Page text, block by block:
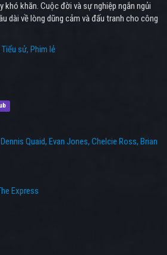
khăn. Cuộc đời và sự nghiệp ngắn ngủi
dài về lòng dũng cảm và đấu tranh cho công
Tiểu sử Phim lẻ
Dennis Quaid Evan Jones Chelcie Ross Brian
Express